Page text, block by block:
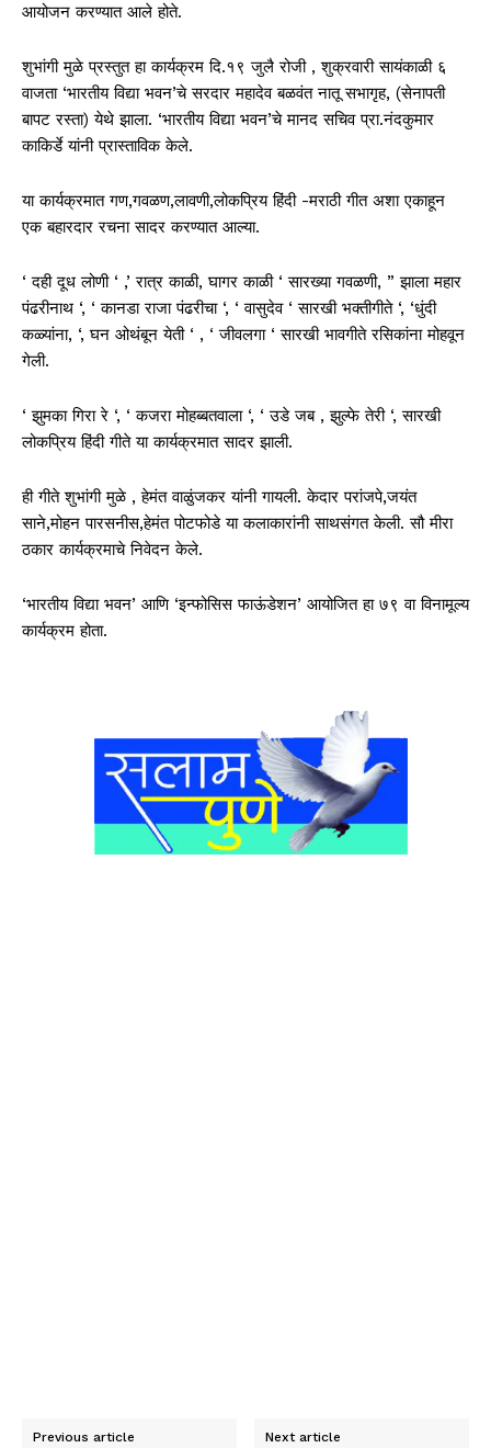
आयोजन करण्यात आले होते.
शुभांगी मुळे प्रस्तुत हा कार्यक्रम दि.१९ जुलै रोजी , शुक्रवारी सायंकाळी ६
वाजता ‘भारतीय विद्या भवन’चे सरदार महादेव बळवंत नातू सभागृह, (सेनापती
बापट रस्ता) येथे झाला. ‘भारतीय विद्या भवन’चे मानद सचिव प्रा.नंदकुमार
काकिर्डे यांनी प्रास्ताविक केले.
या कार्यक्रमात गण,गवळण,लावणी,लोकप्रिय हिंदी -मराठी गीत अशा एकाहून
एक बहारदार रचना सादर करण्यात आल्या.
‘ दही दूध लोणी ‘ ,’ रात्र काळी, घागर काळी ‘ सारख्या गवळणी, ” झाला महार
पंढरीनाथ ‘, ‘ कानडा राजा पंढरीचा ‘, ‘ वासुदेव ‘ सारखी भक्तीगीते ‘, ‘धुंदी
कळ्यांना, ‘, घन ओथंबून येती ‘ , ‘ जीवलगा ‘ सारखी भावगीते रसिकांना मोहवून
गेली.
‘ झुमका गिरा रे ‘, ‘ कजरा मोहब्बतवाला ‘, ‘ उडे जब , झुल्फे तेरी ‘, सारखी
लोकप्रिय हिंदी गीते या कार्यक्रमात सादर झाली.
ही गीते शुभांगी मुळे , हेमंत वाळुंजकर यांनी गायली. केदार परांजपे,जयंत
साने,मोहन पारसनीस,हेमंत पोटफोडे या कलाकारांनी साथसंगत केली. सौ मीरा
ठकार कार्यक्रमाचे निवेदन केले.
‘भारतीय विद्या भवन’ आणि ‘इन्फोसिस फाऊंडेशन’ आयोजित हा ७९ वा विनामूल्य
कार्यक्रम होता.
Previous article Next article